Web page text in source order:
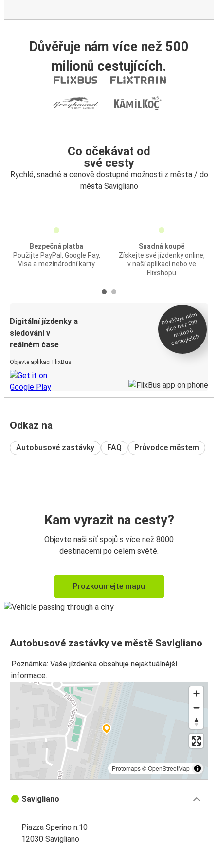
Důvěřuje nám více než 500
milionů cestujících.
Co očekávat od
své cesty
Rychlé, snadné a cenově dostupné možnosti z města / do
města Savigliano
Bezpečná platba
Použijte PayPal, Google Pay,
Visa a mezinárodní karty
Snadná koupě
Získejte své jízdenky online,
v naší aplikaci nebo ve
Flixshopu
Digitální jízdenky a
sledování v
reálném čase
Objevte aplikaci FlixBus
Důvěřuje ná
m
více než 500
milionů
cestujících
Odkaz na
Autobusové zastávky FAQ Průvodce městem
Kam vyrazit na cesty?
Objevte naši síť spojů s více než 8000
destinacemi po celém světě.
Prozkoumejte mapu
Autobusové zastávky ve městě Savigliano
Poznámka: Vaše jízdenka obsahuje nejaktuálnější
informace.
Protomaps©OpenStreetMap
Savigliano
Piazza Sperino n.10
12030 Savigliano